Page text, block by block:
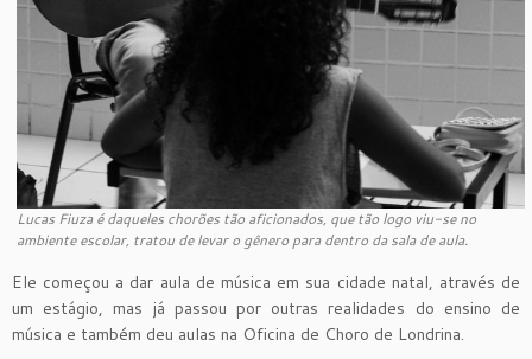
Lucas Fiuza é daqueles chorões tão aficionados, que tão logo viu-se no
ambiente escolar, tratou de levar o gênero para dentro da sala de aula.
Ele começou a dar aula de música em sua cidade natal, através de
um estágio, mas já passou por outras realidades do ensino de
música e também deu aulas na Oficina de Choro de Londrina.